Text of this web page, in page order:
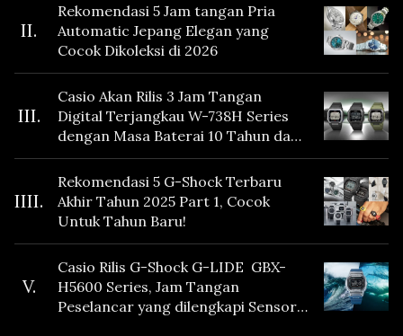
II.
Rekomendasi 5 Jam tangan Pria
Automatic Jepang Elegan yang
Cocok Dikoleksi di 2026
III.
Casio Akan Rilis 3 Jam Tangan
Digital Terjangkau W-738H Series
dengan Masa Baterai 10 Tahun dan
Fitur Vibration
IIII.
Rekomendasi 5 G-Shock Terbaru
Akhir Tahun 2025 Part 1, Cocok
Untuk Tahun Baru!
V.
Casio Rilis G-Shock G-LIDE GBX-
H5600 Series, Jam Tangan
Peselancar yang dilengkapi Sensor